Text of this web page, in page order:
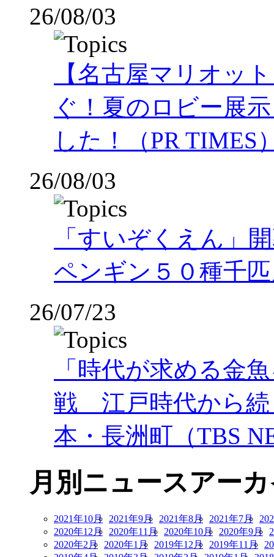
26/08/03
【名古屋マリオッ
ぐ！夏のロビー展
した！（PR TIMES
26/08/03
「すいぞくえん」
ペンギン５０種千
26/07/23
「時代が求める金
戦 江戸時代から
本・長洲町（TBS
月別ニュースアー
2021年10月 2021年9月 2021年8月 2021年7月
2020年12月
2020年11月 2020年10月 2020年9月
2020年2月
2020年1月 2019年12月 2019年11月